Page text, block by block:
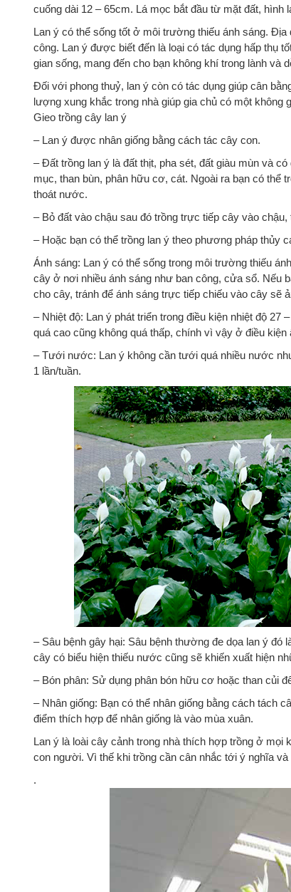
cuống dài 12 – 65cm. Lá mọc bắt đầu từ mặt đất,
Lan ý có thể sống tốt ở môi trường thiếu ánh sáng.
công. Lan ý được biết đến là loại có tác dụng hấp thụ
gian sống, mang đến cho bạn không khí trong lành và
Đối với phong thuỷ, lan ý còn có tác dụng giúp cân
lượng xung khắc trong nhà giúp gia chủ có một không
Gieo trồng cây lan ý
– Lan ý được nhân giống bằng cách tác cây con.
– Đất trồng lan ý là đất thịt, pha sét, đất giàu mùn và
mục, than bùn, phân hữu cơ, cát. Ngoài ra bạn có thể
thoát nước.
– Bỏ đất vào chậu sau đó trồng trực tiếp cây vào
– Hoặc bạn có thể trồng lan ý theo phương pháp thủy
Ánh sáng: Lan ý có thể sống trong môi trường thiếu
cây ở nơi nhiều ánh sáng như ban công, cửa sổ. Nếu
cho cây, tránh để ánh sáng trực tiếp chiếu vào cây sẽ
– Nhiệt độ: Lan ý phát triển trong điều kiện nhiệt độ
quá cao cũng không quá thấp, chính vì vậy ở điều
– Tưới nước: Lan ý không cần tưới quá nhiều nước
1 lần/tuần.
– Sâu bệnh gây hại: Sâu bệnh thường đe dọa lan ý đó
cây có biểu hiện thiếu nước cũng sẽ khiến xuất hiện
– Bón phân: Sử dụng phân bón hữu cơ hoặc than củi
– Nhân giống: Bạn có thể nhân giống bằng cách tách
điểm thích hợp để nhân giống là vào mùa xuân.
Lan ý là loài cây cảnh trong nhà thích hợp trồng ở
con người. Vì thế khi trồng cần cân nhắc tới ý nghĩa
.